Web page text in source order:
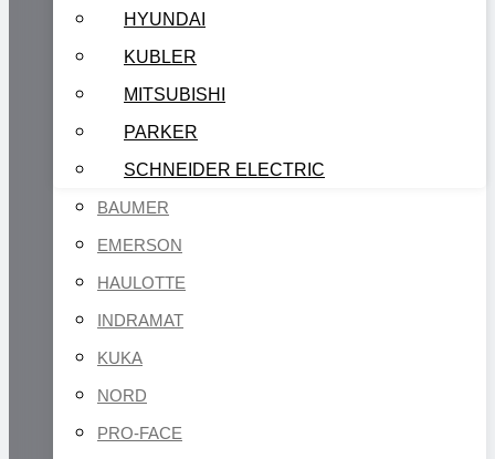
HYUNDAI
KUBLER
MITSUBISHI
PARKER
SCHNEIDER ELECTRIC
BAUMER
EMERSON
HAULOTTE
INDRAMAT
KUKA
NORD
PRO-FACE